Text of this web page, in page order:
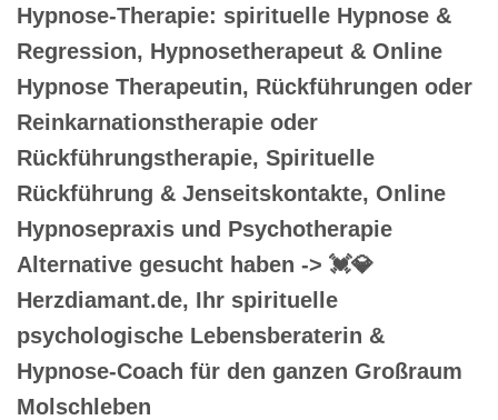
Hypnose-Therapie: spirituelle Hypnose &
Regression, Hypnosetherapeut & Online
Hypnose Therapeutin, Rückführungen oder
Reinkarnationstherapie oder
Rückführungstherapie, Spirituelle
Rückführung & Jenseitskontakte, Online
Hypnosepraxis und Psychotherapie
Alternative gesucht haben -> 💓️💎
Herzdiamant.de, Ihr spirituelle
psychologische Lebensberaterin &
Hypnose-Coach für den ganzen Großraum
Molschleben